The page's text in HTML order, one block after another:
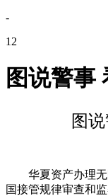
-
12
图说警事
图
华夏资产办理无
国接管规律审查和